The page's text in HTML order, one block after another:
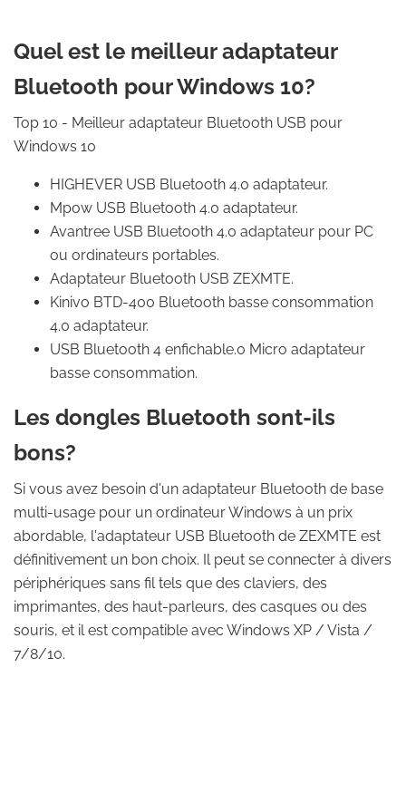
Quel est le meilleur adaptateur
Bluetooth pour Windows 10?
Top 10 - Meilleur adaptateur Bluetooth USB pour
Windows 10
HIGHEVER USB Bluetooth 4.0 adaptateur.
Mpow USB Bluetooth 4.0 adaptateur.
Avantree USB Bluetooth 4.0 adaptateur pour PC
ou ordinateurs portables.
Adaptateur Bluetooth USB ZEXMTE.
Kinivo BTD-400 Bluetooth basse consommation
4.0 adaptateur.
USB Bluetooth 4 enfichable.0 Micro adaptateur
basse consommation.
Les dongles Bluetooth sont-ils
bons?
Si vous avez besoin d'un adaptateur Bluetooth de base
multi-usage pour un ordinateur Windows à un prix
abordable, l'adaptateur USB Bluetooth de ZEXMTE est
définitivement un bon choix. Il peut se connecter à divers
périphériques sans fil tels que des claviers, des
imprimantes, des haut-parleurs, des casques ou des
souris, et il est compatible avec Windows XP / Vista /
7/8/10.